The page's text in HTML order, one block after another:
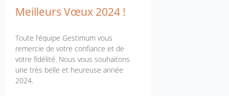
Meilleurs Vœux 2024 !
Toute l’équipe Gestimum vous
remercie de votre confiance et de
votre fidélité. Nous vous souhaitons
une très belle et heureuse année
2024.